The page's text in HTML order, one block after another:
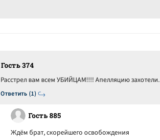
Гость 374
Ответить (1)
Расстрел вам всем УБИЙЦАМ!!!! Апелляцию захотели.
Гость 885
Ждём брат, скорейшего освобождения